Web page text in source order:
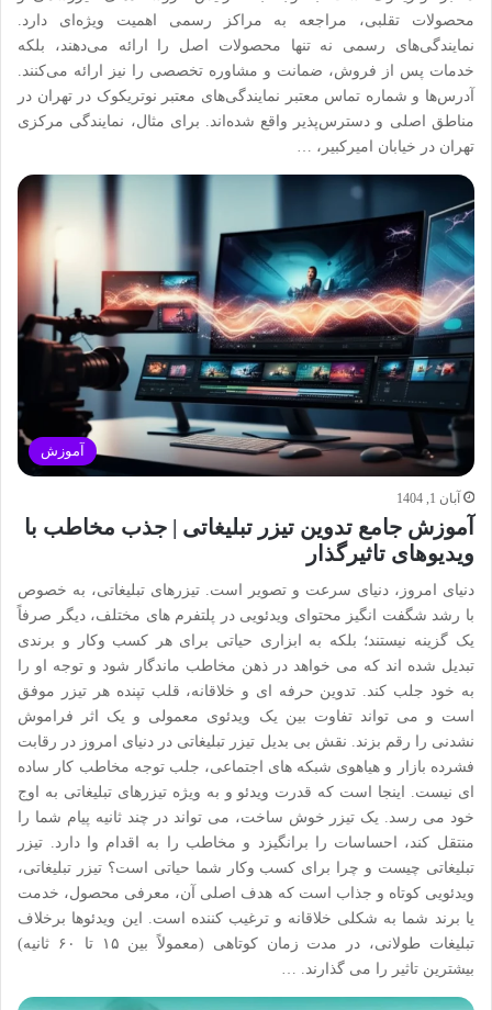
محصولات تقلبی، مراجعه به مراکز رسمی اهمیت ویژه‌ای دارد.
نمایندگی‌های رسمی نه تنها محصولات اصل را ارائه می‌دهند، بلکه
خدمات پس از فروش، ضمانت و مشاوره تخصصی را نیز ارائه می‌کنند.
آدرس‌ها و شماره تماس معتبر نمایندگی‌های معتبر نوتریکوک در تهران در
مناطق اصلی و دسترس‌پذیر واقع شده‌اند. برای مثال، نمایندگی مرکزی
تهران در خیابان امیرکبیر، …
آموزش
آبان 1, 1404
آموزش جامع تدوین تیزر تبلیغاتی | جذب مخاطب با
ویدیوهای تاثیرگذار
دنیای امروز، دنیای سرعت و تصویر است. تیزرهای تبلیغاتی، به خصوص
با رشد شگفت انگیز محتوای ویدئویی در پلتفرم های مختلف، دیگر صرفاً
یک گزینه نیستند؛ بلکه به ابزاری حیاتی برای هر کسب وکار و برندی
تبدیل شده اند که می خواهد در ذهن مخاطب ماندگار شود و توجه او را
به خود جلب کند. تدوین حرفه ای و خلاقانه، قلب تپنده هر تیزر موفق
است و می تواند تفاوت بین یک ویدئوی معمولی و یک اثر فراموش
نشدنی را رقم بزند. نقش بی بدیل تیزر تبلیغاتی در دنیای امروز در رقابت
فشرده بازار و هیاهوی شبکه های اجتماعی، جلب توجه مخاطب کار ساده
ای نیست. اینجا است که قدرت ویدئو و به ویژه تیزرهای تبلیغاتی به اوج
خود می رسد. یک تیزر خوش ساخت، می تواند در چند ثانیه پیام شما را
منتقل کند، احساسات را برانگیزد و مخاطب را به اقدام وا دارد. تیزر
تبلیغاتی چیست و چرا برای کسب وکار شما حیاتی است؟ تیزر تبلیغاتی،
ویدئویی کوتاه و جذاب است که هدف اصلی آن، معرفی محصول، خدمت
یا برند شما به شکلی خلاقانه و ترغیب کننده است. این ویدئوها برخلاف
تبلیغات طولانی، در مدت زمان کوتاهی (معمولاً بین ۱۵ تا ۶۰ ثانیه)
بیشترین تاثیر را می گذارند. …